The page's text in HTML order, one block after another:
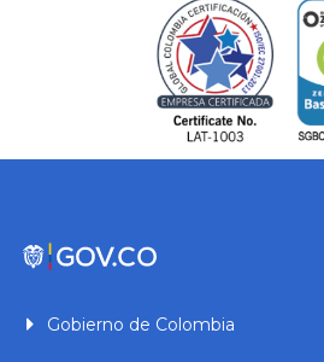
Gobierno de Colombia